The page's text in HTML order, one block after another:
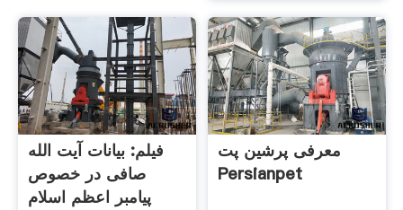
فیلم: بیانات آیت الله
صافی در خصوص
پیامبر اعظم اسلام
معرفی پرشین پت
Persianpet